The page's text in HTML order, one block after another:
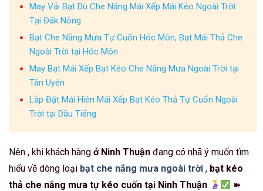
May Vải Bạt Dù Che Nắng Mái Xếp Mái Kéo Ngoài Trời
Tại Đắk Nông
Bạt Che Nắng Mưa Tự Cuốn Hóc Môn, Bạt Mái Thả Che
Ngoài Trời tại Hóc Môn
May Bạt Mái Xếp Bạt Kéo Che Nắng Mưa Ngoài Trời tại
Tân Uyên
Lắp Đặt Mái Hiên Mái Xếp Bạt Kéo Thả Tự Cuốn Ngoài
Trời tại Dầu Tiếng
Nên , khi khách hàng ở Ninh Thuận đang có nhã ý muốn tìm
hiểu về dòng loại bạt che nắng mưa ngoài trời , bạt kéo
thả che nắng mưa tự kéo cuốn tại Ninh Thuận
➽